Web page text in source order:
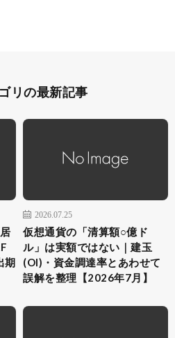
リの最新記事
期
2026.07.25
仮想通貨の「清算額○億ド
ル」は実額ではない｜建玉
(OI)・資金調達率とあわせて
誤解を整理【2026年7月】